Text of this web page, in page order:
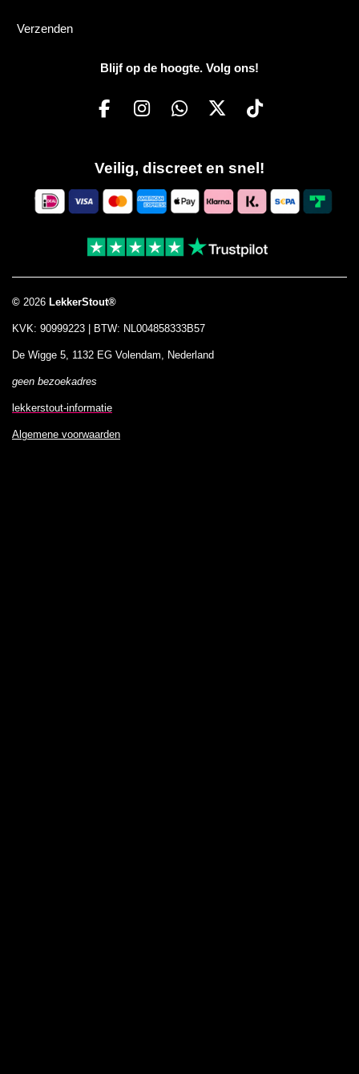
Verzenden
Blijf op de hoogte. Volg ons!
F
e
b
o
k
I
t
a
g
a
m
W
t
s
A
p
X
T
T
o
k
Veilig, discreet en snel!
© 2026 LekkerStout®
KVK: 90999223 | BTW: NL004858333B57
De Wigge 5, 1132 EG Volendam, Nederland
geen bezoekadres
lekkerstout-informatie
Algemene voorwaarden